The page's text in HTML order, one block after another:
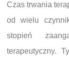
Czas trwania
od wielu
stopień
terapeutyczny.